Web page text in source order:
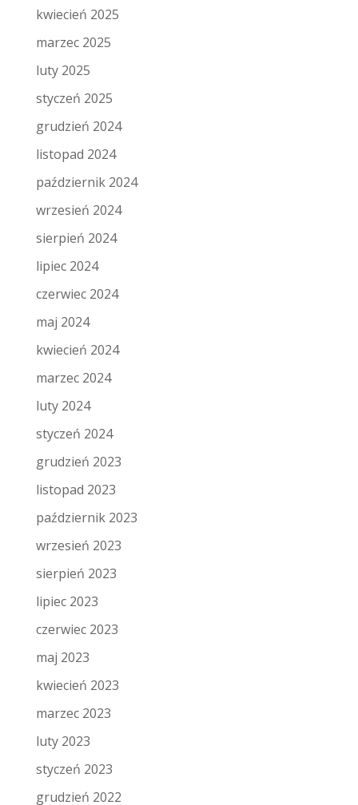
kwiecień 2025
marzec 2025
luty 2025
styczeń 2025
grudzień 2024
listopad 2024
październik 2024
wrzesień 2024
sierpień 2024
lipiec 2024
czerwiec 2024
maj 2024
kwiecień 2024
marzec 2024
luty 2024
styczeń 2024
grudzień 2023
listopad 2023
październik 2023
wrzesień 2023
sierpień 2023
lipiec 2023
czerwiec 2023
maj 2023
kwiecień 2023
marzec 2023
luty 2023
styczeń 2023
grudzień 2022